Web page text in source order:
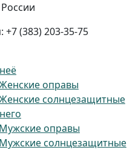
+7 (383) 203-35-75
оправы
солнцезащитные
Мужские оправы
Мужские солнцезащитные